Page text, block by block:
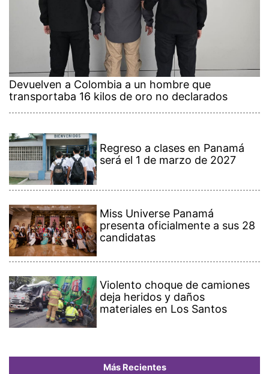
Devuelven a Colombia a un hombre que
transportaba 16 kilos de oro no declarados
Regreso a clases en Panamá
será el 1 de marzo de 2027
Miss Universe Panamá
presenta oficialmente a sus 28
candidatas
Violento choque de camiones
deja heridos y daños
materiales en Los Santos
Más Recientes